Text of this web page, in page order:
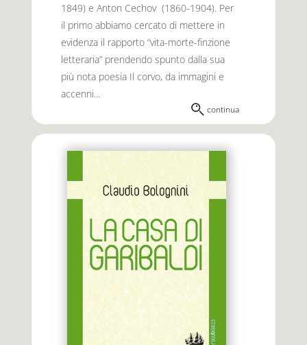
1849) e Anton Cechov (1860-1904). Per
il primo abbiamo cercato di mettere in
evidenza il rapporto “vita-morte-finzione
letteraria” prendendo spunto dalla sua
più nota poesia Il corvo, da immagini e
accenni...
continua